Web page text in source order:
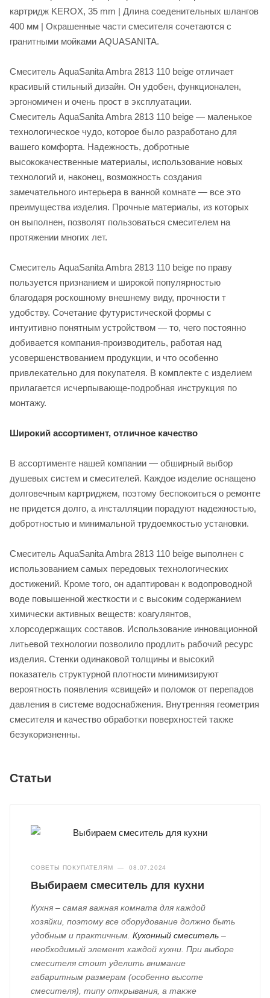
картридж KEROX, 35 mm | Длина соеденительных шлангов
400 мм | Окрашенные части смесителя сочетаются с
гранитными мойками AQUASANITA.
Смеситель AquaSanita Ambra 2813 110 beige отличает
красивый стильный дизайн. Он удобен, функционален,
эргономичен и очень прост в эксплуатации.
Смеситель AquaSanita Ambra 2813 110 beige — маленькое
технологическое чудо, которое было разработано для
вашего комфорта. Надежность, добротные
высококачественные материалы, использование новых
технологий и, наконец, возможность создания
замечательного интерьера в ванной комнате — все это
преимущества изделия. Прочные материалы, из которых
он выполнен, позволят пользоваться смесителем на
протяжении многих лет.
Смеситель AquaSanita Ambra 2813 110 beige по праву
пользуется признанием и широкой популярностью
благодаря роскошному внешнему виду, прочности т
удобству. Сочетание футуристической формы с
интуитивно понятным устройством — то, чего постоянно
добивается компания-производитель, работая над
усовершенствованием продукции, и что особенно
привлекательно для покупателя. В комплекте с изделием
прилагается исчерпывающе-подробная инструкция по
монтажу.
Широкий ассортимент, отличное качество
В ассортименте нашей компании — обширный выбор
душевых систем и смесителей. Каждое изделие оснащено
долговечным картриджем, поэтому беспокоиться о ремонте
не придется долго, а инсталляции порадуют надежностью,
добротностью и минимальной трудоемкостью установки.
Смеситель AquaSanita Ambra 2813 110 beige выполнен с
использованием самых передовых технологических
достижений. Кроме того, он адаптирован к водопроводной
воде повышенной жесткости и с высоким содержанием
химически активных веществ: коагулянтов,
хлорсодержащих составов. Использование инновационной
литьевой технологии позволило продлить рабочий ресурс
изделия. Стенки одинаковой толщины и высокий
показатель структурной плотности минимизируют
вероятность появления «свищей» и поломок от перепадов
давления в системе водоснабжения. Внутренняя геометрия
смесителя и качество обработки поверхностей также
безукоризненны.
Статьи
СОВЕТЫ ПОКУПАТЕЛЯМ — 08.07.2024
Выбираем смеситель для кухни
Кухня – самая важная комната для каждой
хозяйки, поэтому все оборудование должно быть
удобным и практичным.Кухонный смеситель –
необходимый элемент каждой кухни. При выборе
смесителя стоит уделить внимание
габаритным размерам (особенно высоте
смесителя), типу открывания, а также